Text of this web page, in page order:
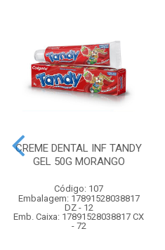
CREME DENTAL INF TANDY
GEL 50G MORANGO
Código: 107
Embalagem: 17891528038817
DZ - 12
Emb. Caixa: 17891528038817 CX
- 72